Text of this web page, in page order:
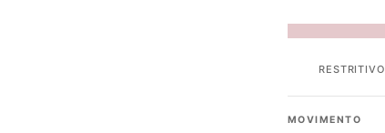
RESTRITIVO
MOVIMENTO